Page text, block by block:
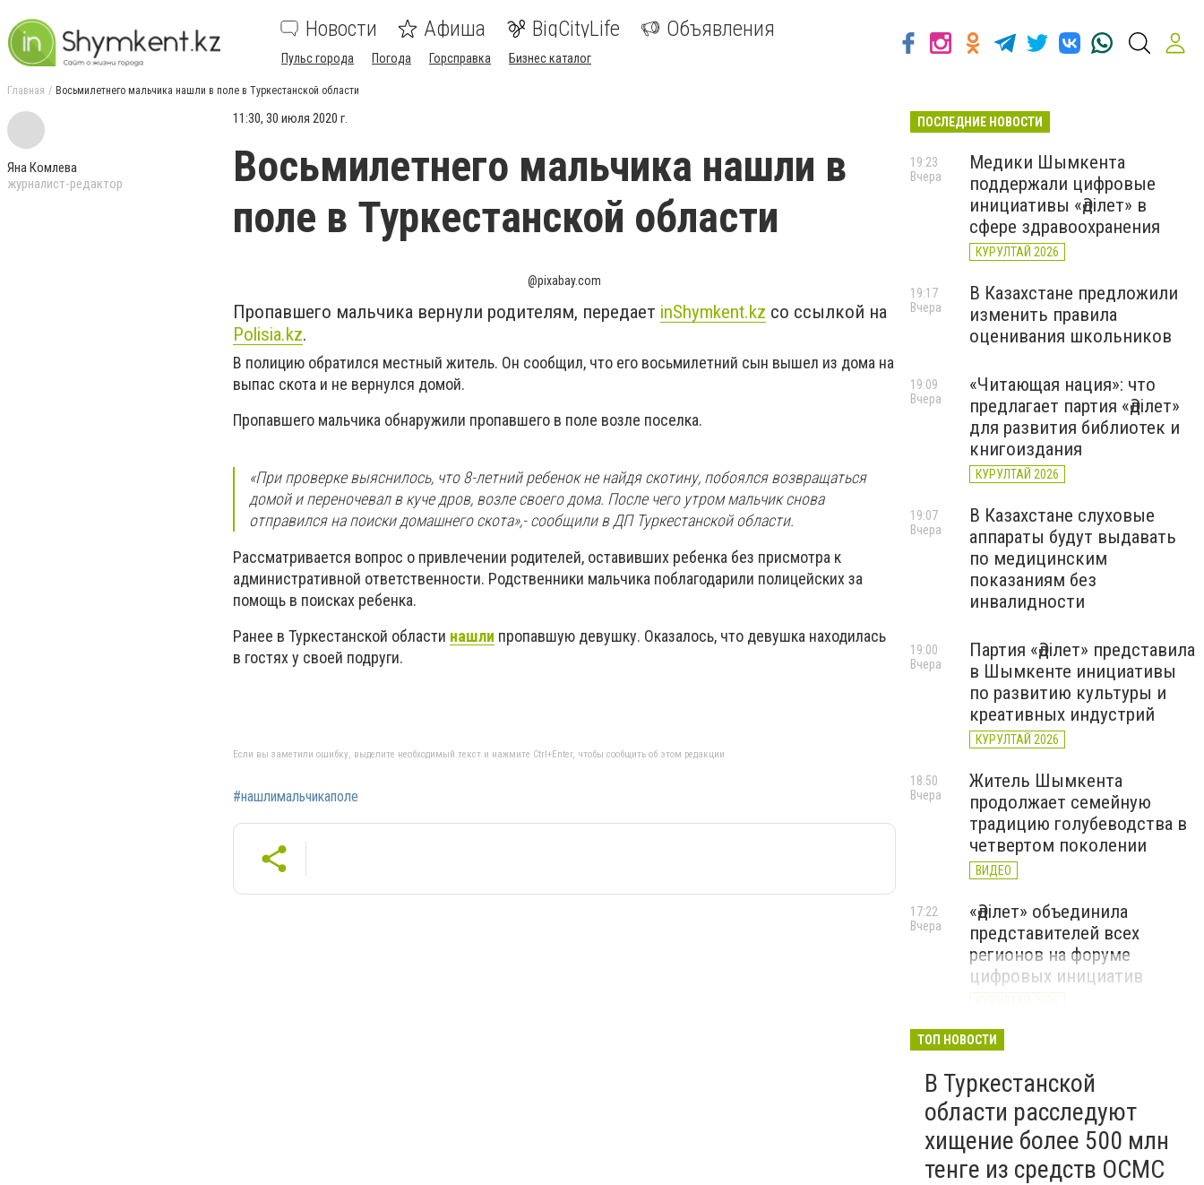
Новости Афиша BigCityLife Объявления
Пульс города Погода Горсправка Бизнес каталог
Главная Восьмилетнего мальчика нашли в поле в Туркестанской области
Яна Комлева
журналист-редактор
11:30, 30 июля 2020 г.
Восьмилетнего мальчика нашли в
поле в Туркестанской области
@pixabay.com
Пропавшего мальчика вернули родителям, передает inShymkent.kz со ссылкой на
Polisia.kz.
В полицию обратился местный житель. Он сообщил, что его восьмилетний сын вышел из дома на
выпас скота и не вернулся домой.
Пропавшего мальчика обнаружили пропавшего в поле возле поселка.
«При проверке выяснилось, что 8-летний ребенок не найдя скотину, побоялся возвращаться
домой и переночевал в куче дров, возле своего дома. После чего утром мальчик снова
отправился на поиски домашнего скота»,- сообщили в ДП Туркестанской области.
Рассматривается вопрос о привлечении родителей, оставивших ребенка без присмотра к
административной ответственности. Родственники мальчика поблагодарили полицейских за
помощь в поисках ребенка.
Ранее в Туркестанской области нашли пропавшую девушку. Оказалось, что девушка находилась
в гостях у своей подруги.
Если вы заметили ошибку, выделите необходимый текст и нажмите Ctrl+Enter, чтобы сообщить об этом редакции
#нашлимальчикаполе
ПОСЛЕДНИЕ НОВОСТИ
Медики Шымкента
поддержали цифровые
инициативы «Әділет» в
сфере здравоохранения
КУРУЛТАЙ 2026
19:23
Вчера
В Казахстане предложили
изменить правила
оценивания школьников
19:17
Вчера
«Читающая нация»: что
предлагает партия «Әділет»
для развития библиотек и
книгоиздания
КУРУЛТАЙ 2026
19:09
Вчера
В Казахстане слуховые
аппараты будут выдавать
по медицинским
показаниям без
инвалидности
19:07
Вчера
Партия «Әділет» представила
в Шымкенте инициативы
по развитию культуры и
креативных индустрий
КУРУЛТАЙ 2026
19:00
Вчера
Житель Шымкента
продолжает семейную
традицию голубеводства в
четвертом поколении
ВИДЕО
18:50
Вчера
«Әділет» объединила
представителей всех
регионов на форуме
цифровых инициатив
17:22
Вчера
В Казахстане назвали
высокооплачиваемые
вакансии июля
12:15
ТОП НОВОСТИ
В Туркестанской
области расследуют
хищение более 500 млн
тенге из средств ОСМС